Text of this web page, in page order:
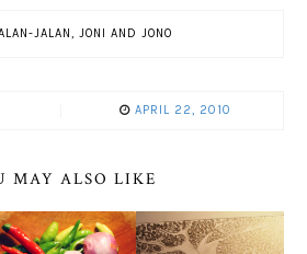
JALAN , JONI AND JONO
APRIL 22, 2010
MAY ALSO LIKE